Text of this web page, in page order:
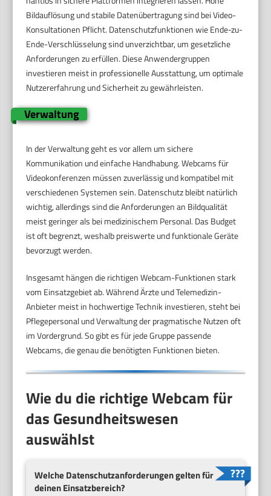
Bildauflösung und stabile Datenübertragung sind bei Video-
Konsultationen Pflicht. Datenschutzfunktionen wie Ende-zu-
Ende-Verschlüsselung sind unverzichtbar, um gesetzliche
Anforderungen zu erfüllen. Diese Anwendergruppen
investieren meist in professionelle Ausstattung, um optimale
Nutzererfahrung und Sicherheit zu gewährleisten.
Verwaltung
In der Verwaltung geht es vor allem um sichere
Kommunikation und einfache Handhabung. Webcams für
Videokonferenzen müssen zuverlässig und kompatibel mit
verschiedenen Systemen sein. Datenschutz bleibt natürlich
wichtig, allerdings sind die Anforderungen an Bildqualität
meist geringer als bei medizinischem Personal. Das Budget
ist oft begrenzt, weshalb preiswerte und funktionale Geräte
bevorzugt werden.
Insgesamt hängen die richtigen Webcam-Funktionen stark
vom Einsatzgebiet ab. Während Ärzte und Telemedizin-
Anbieter meist in hochwertige Technik investieren, steht bei
Pflegepersonal und Verwaltung der pragmatische Nutzen oft
im Vordergrund. So gibt es für jede Gruppe passende
Webcams, die genau die benötigten Funktionen bieten.
Wie du die richtige Webcam für
das Gesundheitswesen
auswählst
Welche Datenschutzanforderungen gelten für
deinen Einsatzbereich?